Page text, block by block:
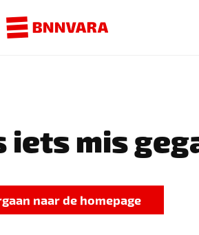
iets mis
naar de homepage